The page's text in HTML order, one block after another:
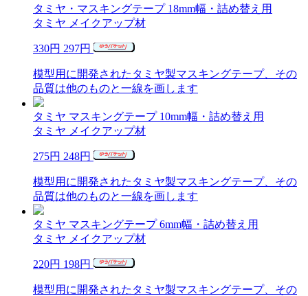
タミヤ・マスキングテープ 18mm幅・詰め替え用
タミヤ メイクアップ材
330円 297円
模型用に開発されたタミヤ製マスキングテープ、その
品質は他のものと一線を画します
タミヤ マスキングテープ 10mm幅・詰め替え用
タミヤ メイクアップ材
275円 248円
模型用に開発されたタミヤ製マスキングテープ、その
品質は他のものと一線を画します
タミヤ マスキングテープ 6mm幅・詰め替え用
タミヤ メイクアップ材
220円 198円
模型用に開発されたタミヤ製マスキングテープ、その